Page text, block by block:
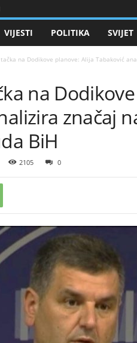
VIJESTI POLITIKA SVIJET
na Dodikove planove: Alija Tabaković
na
značaj
BiH
2105 0